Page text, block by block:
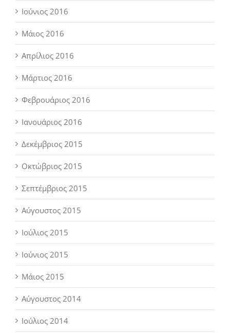
Ιούνιος 2016
Μάιος 2016
Απρίλιος 2016
Μάρτιος 2016
Φεβρουάριος 2016
Ιανουάριος 2016
Δεκέμβριος 2015
Οκτώβριος 2015
Σεπτέμβριος 2015
Αύγουστος 2015
Ιούλιος 2015
Ιούνιος 2015
Μάιος 2015
Αύγουστος 2014
Ιούλιος 2014